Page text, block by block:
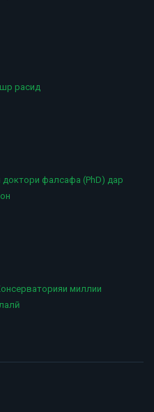
расид
фалсафа (PhD) дар
миллии